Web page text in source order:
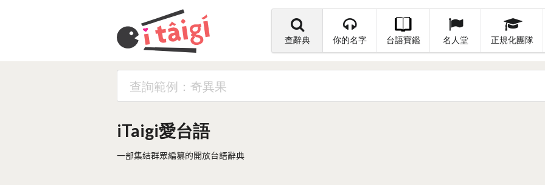
查辭典 你的名字 台語寶鑑 名人堂 正規化團隊
iTaigi愛台語
一部集結群眾編纂的開放台語辭典